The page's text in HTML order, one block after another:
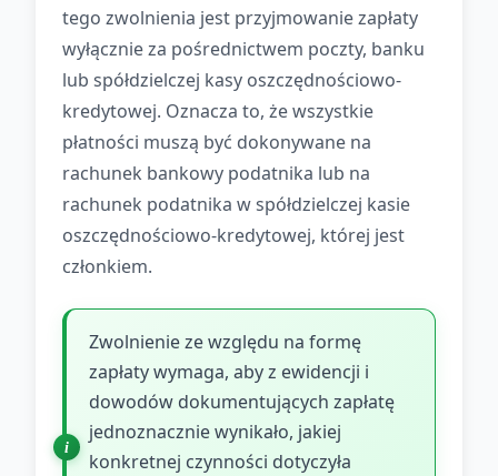
tego zwolnienia jest przyjmowanie zapłaty
wyłącznie za pośrednictwem poczty, banku
lub spółdzielczej kasy oszczędnościowo-
kredytowej. Oznacza to, że wszystkie
płatności muszą być dokonywane na
rachunek bankowy podatnika lub na
rachunek podatnika w spółdzielczej kasie
oszczędnościowo-kredytowej, której jest
członkiem.
Zwolnienie ze względu na formę
zapłaty wymaga, aby z ewidencji i
dowodów dokumentujących zapłatę
jednoznacznie wynikało, jakiej
konkretnej czynności dotyczyła